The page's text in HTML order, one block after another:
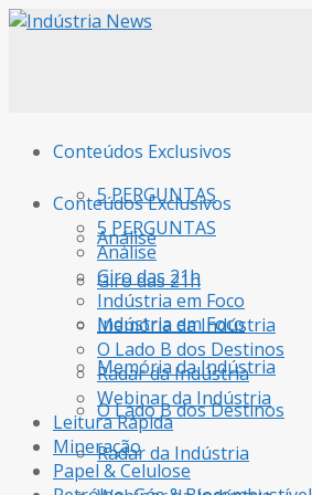
Conteúdos Exclusivos
5 PERGUNTAS
Análise
Giro das 21h
Indústria em Foco
Memória da Indústria
O Lado B dos Destinos
Radar da Indústria
Conteúdos Exclusivos
5 PERGUNTAS
Análise
Giro das 21h
Indústria em Foco
Memória da Indústria
O Lado B dos Destinos
Radar da Indústria
Webinar da Indústria
Leitura Rápida
Mineração
Papel & Celulose